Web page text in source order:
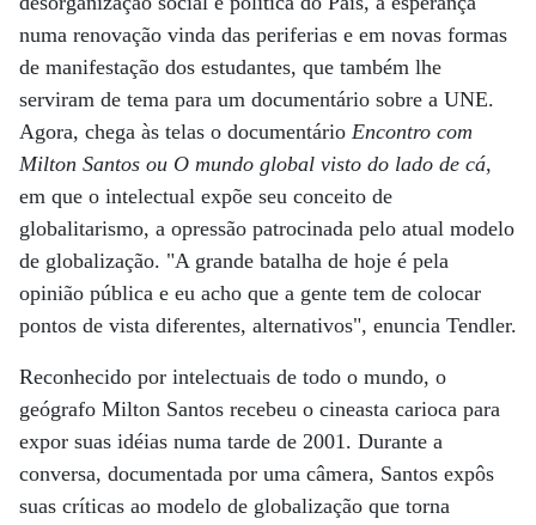
numa renovação vinda das periferias e em novas formas
de manifestação dos estudantes, que também lhe
serviram de tema para um documentário sobre a UNE.
Agora, chega às telas o documentário Encontro com
Milton Santos ou O mundo global visto do lado de cá,
em que o intelectual expõe seu conceito de
globalitarismo, a opressão patrocinada pelo atual modelo
de globalização. "A grande batalha de hoje é pela
opinião pública e eu acho que a gente tem de colocar
pontos de vista diferentes, alternativos", enuncia Tendler.
Reconhecido por intelectuais de todo o mundo, o
geógrafo Milton Santos recebeu o cineasta carioca para
expor suas idéias numa tarde de 2001. Durante a
conversa, documentada por uma câmera, Santos expôs
suas críticas ao modelo de globalização que torna